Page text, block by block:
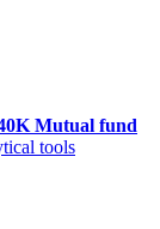
Mutual fund
tools